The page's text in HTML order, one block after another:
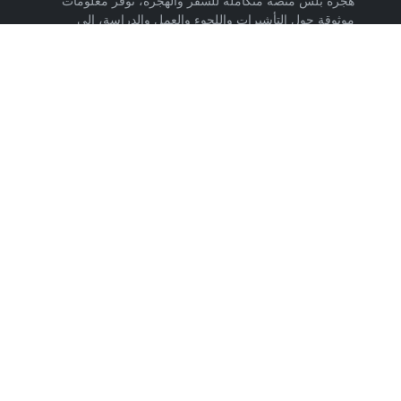
موثوقة حول التأشيرات واللجوء والعمل والدراسة، إلى